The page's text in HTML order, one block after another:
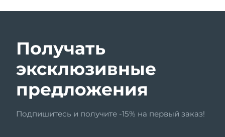
Получать
эксклюзивные
предложения
Подпишитесь и получите -15% на первый заказ!